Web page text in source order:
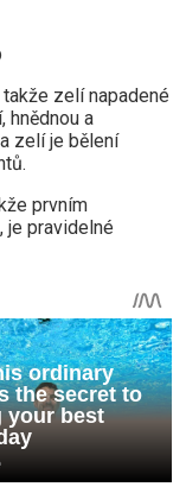
zelí napadené
hnědnou a
zelí je bělení
prvním
je pravidelné